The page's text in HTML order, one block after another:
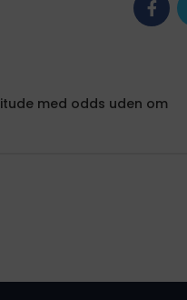
med odds uden om